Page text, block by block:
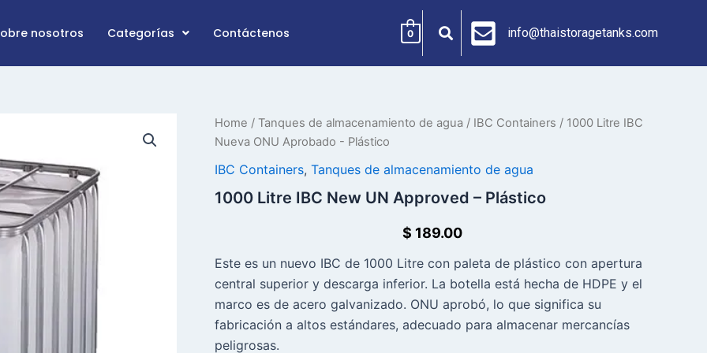
nosotros Categorías Contáctenos 0 info@thaistoragetanks.com
Home / Tanques de almacenamiento de agua / IBC Containers / 1000 Litre IBC
Nueva ONU Aprobado - Plástico
IBC Containers, Tanques de almacenamiento de agua
1000 Litre IBC New UN Approved – Plástico
$ 189.00
Este es un nuevo IBC de 1000 Litre con paleta de plástico con apertura
central superior y descarga inferior. La botella está hecha de HDPE y el
marco es de acero galvanizado. ONU aprobó, lo que significa su
fabricación a altos estándares, adecuado para almacenar mercancías
peligrosas.
1000
Litre
New
Approved
quantity